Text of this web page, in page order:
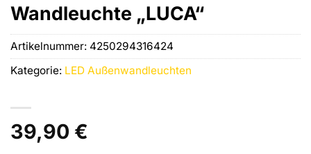
Wandleuchte „LUCA“
39,90 €
Artikelnummer: 4250294316424
Kategorie: LED Außenwandleuchten